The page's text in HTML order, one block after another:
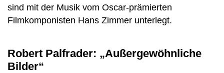
sind mit der Musik vom Oscar-prämierten
Filmkomponisten Hans Zimmer unterlegt.
Robert Palfrader: „Außergewöhnliche
Bilder“